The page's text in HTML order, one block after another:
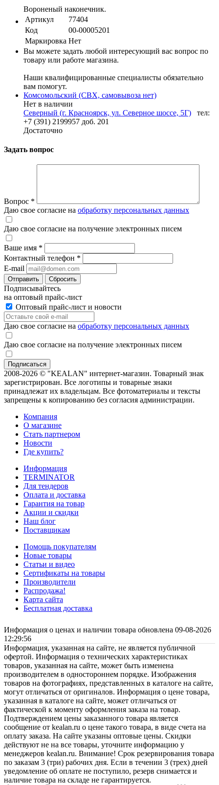
Вороненый наконечник.
Артикул
77404
Код
00-00005201
Маркировка Нет
Вы можете задать любой интересующий вас вопрос по
товару или работе магазина.
Наши квалифицированные специалисты обязательно
вам помогут.
Комсомольский (СВХ, самовывоза нет)
Нет в наличии
Северный (г. Красноярск, ул. Северное шоссе, 5Г)
тел:
+7 (391) 2199957 доб. 201
Достаточно
Задать вопрос
Вопрос *
Даю свое согласие на обработку персональных данных
Даю свое согласие на получение электронных писем
Ваше имя *
Контактный телефон *
E-mail
Отправить Сбросить
Подписывайтесь
на оптовый прайс-лист
Оптовый прайс-лист и новости
Даю свое согласие на обработку персональных данных
Даю свое согласие на получение электронных писем
2008-2026 © "KEALAN" интернет-магазин. Товарный знак
зарегистрирован. Все логотипы и товарные знаки
принадлежат их владельцам. Все фотоматериалы и тексты
запрещены к копированию без согласия администрации.
Компания
О магазине
Стать партнером
Новости
Где купить?
Информация
TERMINATOR
Для тендеров
Оплата и доставка
Гарантия на товар
Акции и скидки
Наш блог
Поставщикам
Помощь покупателям
Новые товары
Статьи и видео
Сертификаты на товары
Производители
Распродажа!
Карта сайта
Бесплатная доставка
Информация о ценах и наличии товара обновлена 09-08-2026
12:29:56
Информация, указанная на сайте, не является публичной
офертой. Информация о технических характеристиках
товаров, указанная на сайте, может быть изменена
производителем в одностороннем порядке. Изображения
товаров на фотографиях, представленных в каталоге на сайте,
могут отличаться от оригиналов. Информация о цене товара,
указанная в каталоге на сайте, может отличаться от
фактической к моменту оформления заказа на товар.
Подтверждением цены заказанного товара является
сообщение от kealan.ru о цене такого товара, в виде счета на
оплату заказа. На сайте указаны оптовые цены. Скидки
действуют не на все товары, уточните информацию у
менеджеров kealan.ru. Внимание! Срок резервирования товара
по заказам 3 (три) рабочих дня. Если в течении 3 (трех) дней
уведомление об оплате не поступило, резерв снимается и
наличие товара на складе не гарантируется.